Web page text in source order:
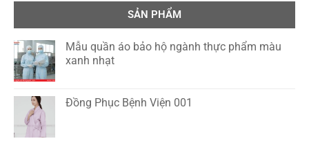
SẢN PHẨM
Mẫu quần áo bảo hộ ngành thực phẩm màu
xanh nhạt
Đồng Phục Bệnh Viện 001